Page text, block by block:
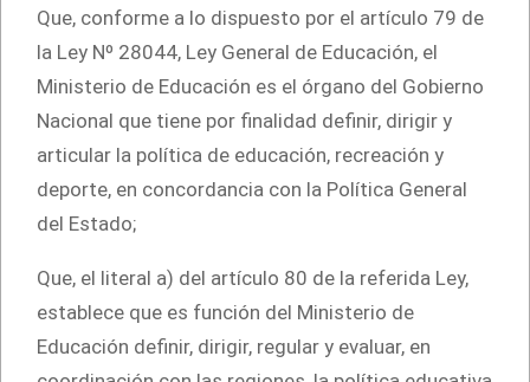
Que, conforme a lo dispuesto por el artículo 79 de
la Ley Nº 28044, Ley General de Educación, el
Ministerio de Educación es el órgano del Gobierno
Nacional que tiene por finalidad definir, dirigir y
articular la política de educación, recreación y
deporte, en concordancia con la Política General
del Estado;
Que, el literal a) del artículo 80 de la referida Ley,
establece que es función del Ministerio de
Educación definir, dirigir, regular y evaluar, en